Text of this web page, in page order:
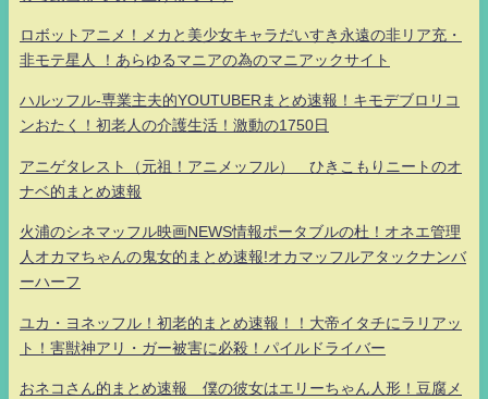
ロボットアニメ！メカと美少女キャラだいすき永遠の非リア充・
非モテ星人 ！あらゆるマニアの為のマニアックサイト
ハルッフル-専業主夫的YOUTUBERまとめ速報！キモデブロリコ
ンおたく！初老人の介護生活！激動の1750日
アニゲタレスト（元祖！アニメッフル） ひきこもりニートのオ
ナベ的まとめ速報
火浦のシネマッフル映画NEWS情報ポータブルの杜！オネエ管理
人オカマちゃんの鬼女的まとめ速報!オカマッフルアタックナンバ
ーハーフ
ユカ・ヨネッフル！初老的まとめ速報！！大帝イタチにラリアッ
ト！害獣神アリ・ガー被害に必殺！パイルドライバー
おネコさん的まとめ速報 僕の彼女はエリーちゃん人形！豆腐メ